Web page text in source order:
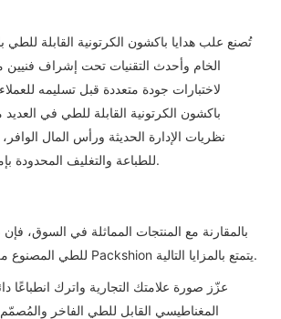
تُصنع علب هدايا باكشون الكرتونية القابلة للطي
الخام وأحدث التقنيات تحت إشراف فنيين
لاختبارات جودة متعددة قبل تسليمه
باكشون الكرتونية القابلة للطي في
نظريات الإدارة الحديثة ورأس المال
للطباعة والتغليف المحدودة بإمكانيات تطوير واعدة.
بالمقارنة مع المنتجات المماثلة في السوق، فإن
للطي المصنوع من الورق المقوى من Packshion يتمتع بالمزايا التالية.
عزّز صورة علامتك التجارية واترك انطباعًا
المغناطيسي القابل للطي الفاخر